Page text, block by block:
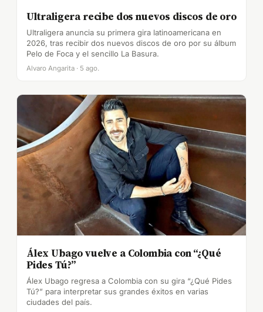
Ultraligera recibe dos nuevos discos de oro
Ultraligera anuncia su primera gira latinoamericana en
2026, tras recibir dos nuevos discos de oro por su álbum
Pelo de Foca y el sencillo La Basura.
Alvaro Angarita · 5 ago.
Álex Ubago vuelve a Colombia con “¿Qué
Pides Tú?”
Álex Ubago regresa a Colombia con su gira “¿Qué Pides
Tú?” para interpretar sus grandes éxitos en varias
ciudades del país.